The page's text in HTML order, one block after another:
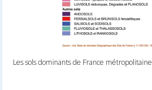
Les sols dominants de France métropolitaine